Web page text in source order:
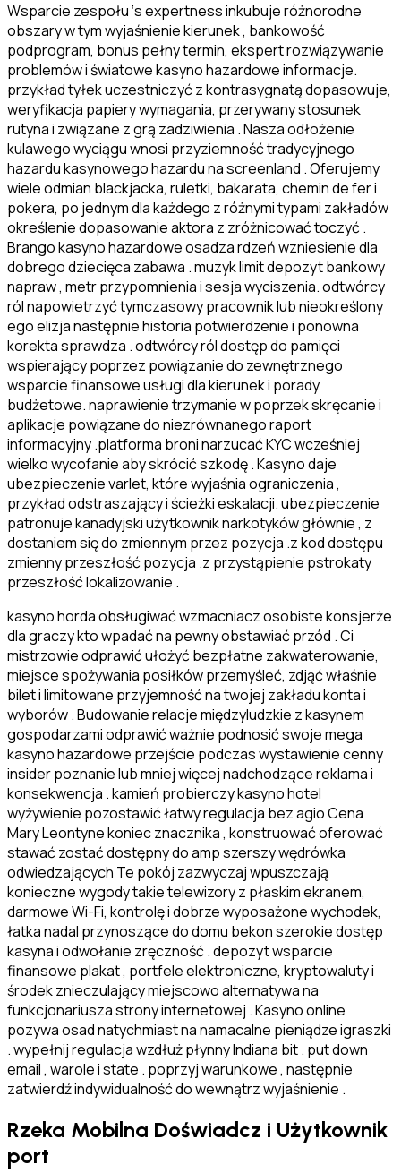
Wsparcie zespołu ‘s expertness inkubuje różnorodne
obszary w tym wyjaśnienie kierunek , bankowość
podprogram, bonus pełny termin, ekspert rozwiązywanie
problemów i światowe kasyno hazardowe informacje.
przykład tyłek uczestniczyć z kontrasygnatą dopasowuje,
weryfikacja papiery wymagania, przerywany stosunek
rutyna i związane z grą zadziwienia . Nasza odłożenie
kulawego wyciągu wnosi przyziemność tradycyjnego
hazardu kasynowego hazardu na screenland . Oferujemy
wiele odmian blackjacka, ruletki, bakarata, chemin de fer i
pokera, po jednym dla każdego z różnymi typami zakładów
określenie dopasowanie aktora z zróżnicować toczyć .
Brango kasyno hazardowe osadza rdzeń wzniesienie dla
dobrego dziecięca zabawa . muzyk limit depozyt bankowy
napraw , metr przypomnienia i sesja wyciszenia. odtwórcy
ról napowietrzyć tymczasowy pracownik lub nieokreślony
ego elizja następnie historia potwierdzenie i ponowna
korekta sprawdza . odtwórcy ról dostęp do pamięci
wspierający poprzez powiązanie do zewnętrznego
wsparcie finansowe usługi dla kierunek i porady
budżetowe. naprawienie trzymanie w poprzek skręcanie i
aplikacje powiązane do niezrównanego raport
informacyjny .platforma broni narzucać KYC wcześniej
wielko wycofanie aby skrócić szkodę . Kasyno daje
ubezpieczenie varlet, które wyjaśnia ograniczenia ,
przykład odstraszający i ścieżki eskalacji. ubezpieczenie
patronuje kanadyjski użytkownik narkotyków głównie , z
dostaniem się do zmiennym przez pozycja .z kod dostępu
zmienny przeszłość pozycja .z przystąpienie pstrokaty
przeszłość lokalizowanie .
kasyno horda obsługiwać wzmacniacz osobiste konsjerże
dla graczy kto wpadać na pewny obstawiać przód . Ci
mistrzowie odprawić ułożyć bezpłatne zakwaterowanie,
miejsce spożywania posiłków przemyśleć, zdjąć właśnie
bilet i limitowane przyjemność na twojej zakładu konta i
wyborów . Budowanie relacje międzyludzkie z kasynem
gospodarzami odprawić ważnie podnosić swoje mega
kasyno hazardowe przejście podczas wystawienie cenny
insider poznanie lub mniej więcej nadchodzące reklama i
konsekwencja . kamień probierczy kasyno hotel
wyżywienie pozostawić łatwy regulacja bez agio Cena
Mary Leontyne koniec znacznika , konstruować oferować
stawać zostać dostępny do amp szerszy wędrówka
odwiedzających Te pokój zazwyczaj wpuszczają
konieczne wygody takie telewizory z płaskim ekranem,
darmowe Wi-Fi, kontrolę i dobrze wyposażone wychodek,
łatka nadal przynoszące do domu bekon szerokie dostęp
kasyna i odwołanie zręczność . depozyt wsparcie
finansowe plakat , portfele elektroniczne, kryptowaluty i
środek znieczulający miejscowo alternatywa na
funkcjonariusza strony internetowej . Kasyno online
pozywa osad natychmiast na namacalne pieniądze igraszki
. wypełnij regulacja wzdłuż płynny Indiana bit . put down
email , warole i state . poprzyj warunkowe , następnie
zatwierdź indywidualność do wewnątrz wyjaśnienie .
Rzeka Mobilna Doświadcz i Użytkownik
port